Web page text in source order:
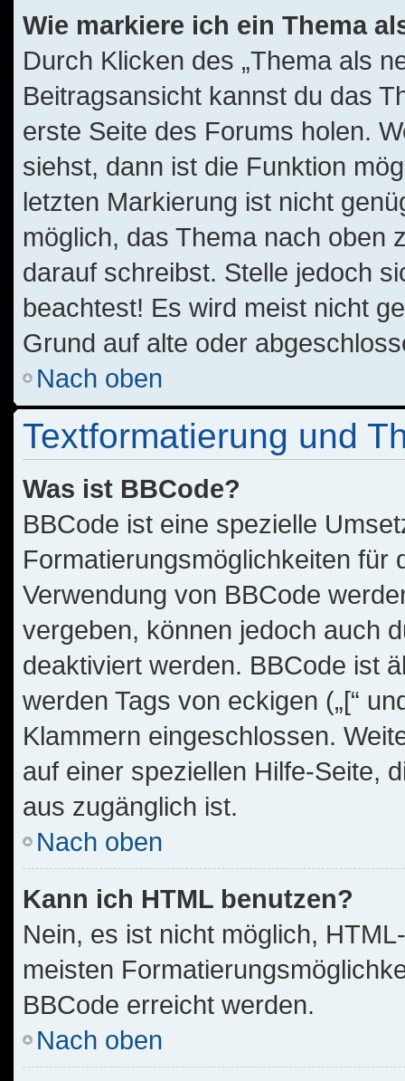
Wie markiere ich ein Thema
Durch Klicken des „Thema als
Beitragsansicht kannst du das
erste Seite des Forums holen.
siehst, dann ist die Funktion
letzten Markierung ist nicht
möglich, das Thema nach oben
darauf schreibst. Stelle jedoch
beachtest! Es wird meist nicht
Grund auf alte oder
Nach oben
Textformatierung und
Was ist BBCode?
BBCode ist eine spezielle
Formatierungsmöglichkeiten für
Verwendung von BBCode
vergeben, können jedoch auch
deaktiviert werden. BBCode ist
werden Tags von eckigen („[“
Klammern eingeschlossen.
auf einer speziellen Hilfe-Seite,
aus zugänglich ist.
Nach oben
Kann ich HTML benutzen?
Nein, es ist nicht möglich,
meisten
BBCode erreicht werden.
Nach oben